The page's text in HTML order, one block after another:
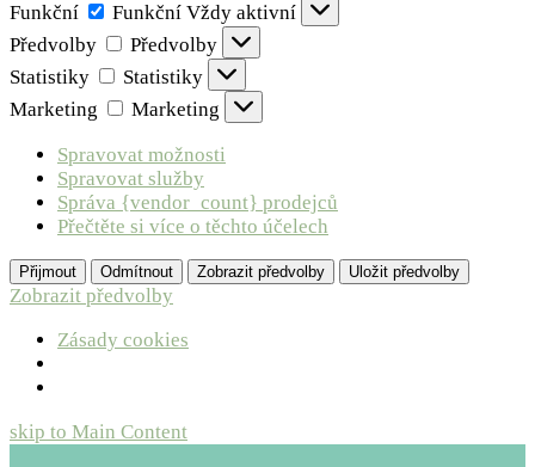
Funkční
Funkční Vždy aktivní
Předvolby
Předvolby
Statistiky
Statistiky
Marketing
Marketing
Spravovat možnosti
Spravovat služby
Správa {vendor_count} prodejců
Přečtěte si více o těchto účelech
Přijmout Odmítnout Zobrazit předvolby Uložit předvolby
Zobrazit předvolby
Zásady cookies
skip to Main Content